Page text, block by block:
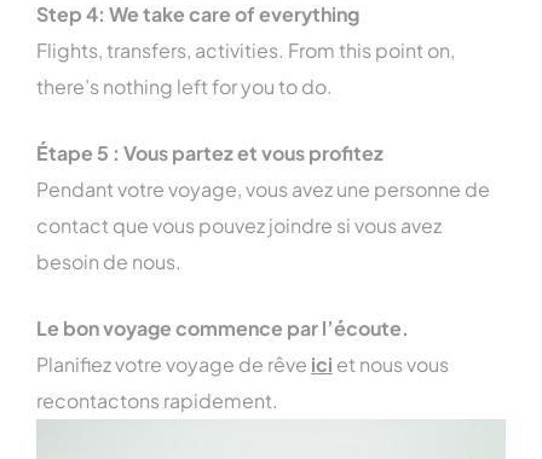
Step 4: We take care of everything
Flights, transfers, activities. From this point on,
there’s nothing left for you to do.
Étape 5 : Vous partez et vous profitez
Pendant votre voyage, vous avez une personne de
contact que vous pouvez joindre si vous avez
besoin de nous.
Le bon voyage commence par l’écoute.
Planifiez votre voyage de rêve ici et nous vous
recontactons rapidement.